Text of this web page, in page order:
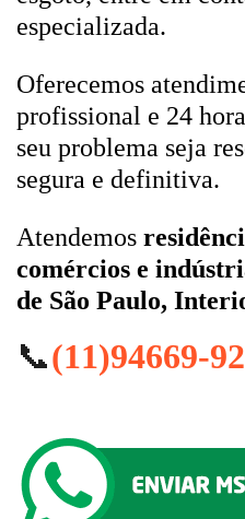
especializada.
Oferecemos
profissional e 24
seu problema seja
segura e definitiva.
Atendemos
comércios e
de São Paulo,
📞(11)94669-